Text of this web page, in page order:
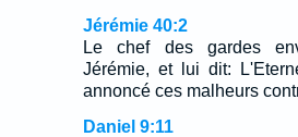
Jérémie 40:2
Le chef des gardes
Jérémie, et lui dit:
annoncé ces malheurs
Daniel 9:11